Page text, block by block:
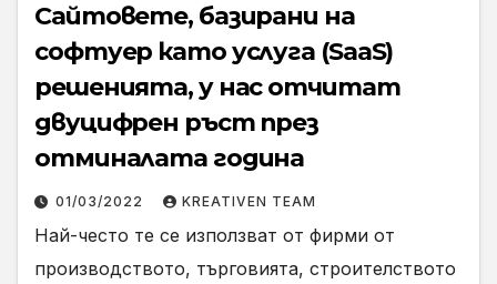
Сайтовете, базирани на
софтуер като услуга (SaaS)
решенията, у нас отчитат
двуцифрен ръст през
отминалата година
01/03/2022 KREATIVEN TEAM
Най-често те се използват от фирми от
производството, търговията, строителството